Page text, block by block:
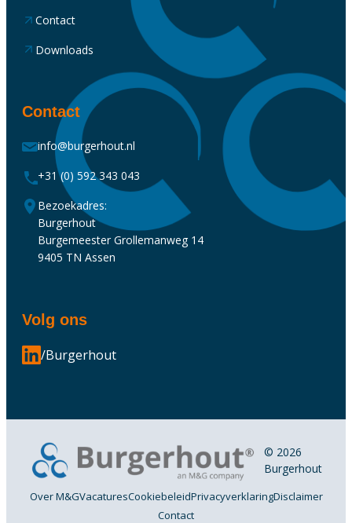
Contact
Downloads
Contact
info@burgerhout.nl
+31 (0) 592 343 043
Bezoekadres:
Burgerhout
Burgemeester Grollemanweg 14
9405 TN Assen
Volg ons
/Burgerhout
© 2026
Burgerhout
Over M&GVacaturesCookiebeleidPrivacyverklaringDisclaimer
Contact